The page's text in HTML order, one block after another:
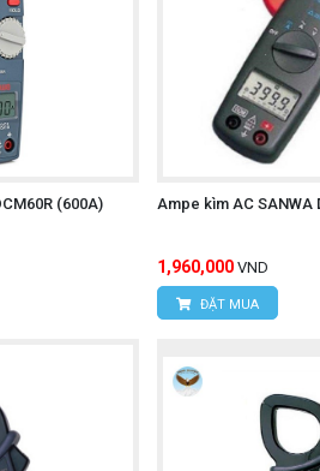
(600A) Ampe kìm AC SANWA
1,960,000 VND
ĐẶT MUA